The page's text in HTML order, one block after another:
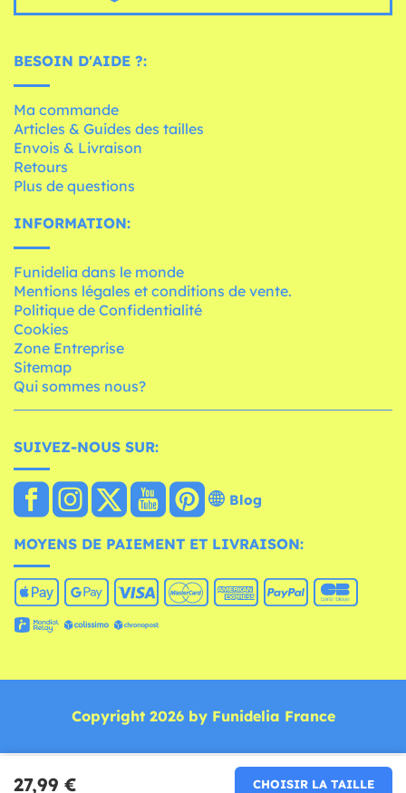
27,99 € CHOISIR LA TAILLE
BESOIN D'AIDE ?:
Ma commande
Articles & Guides des tailles
Envois & Livraison
Retours
Plus de questions
INFORMATION:
Funidelia dans le monde
Mentions légales et conditions de vente.
Politique de Confidentialité
Cookies
Zone Entreprise
Sitemap
Qui sommes nous?
SUIVEZ-NOUS SUR:
Blog
MOYENS DE PAIEMENT ET LIVRAISON:
Copyright 2026 by Funidelia France